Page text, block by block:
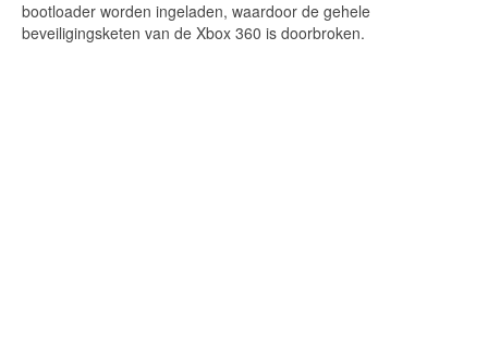
bootloader worden ingeladen, waardoor de gehele
beveiligingsketen van de Xbox 360 is doorbroken.